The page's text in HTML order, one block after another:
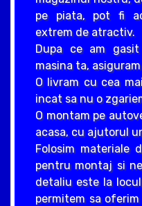
pe piata, pot fi
extrem de atractiv.
Dupa ce am
masina ta,
O livram cu cea
incat sa nu o
O montam pe
acasa, cu ajutorul
Folosim materiale
pentru montaj si
detaliu este la
permitem sa